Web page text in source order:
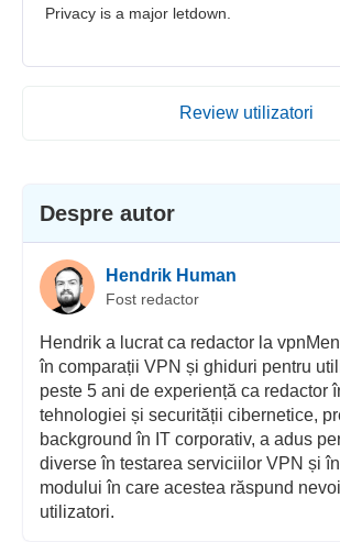
Privacy is a major letdown.
Review utilizatori
Despre autor
Hendrik Human
Fost redactor
Hendrik a lucrat ca redactor la
în comparații VPN și ghiduri pentru
peste 5 ani de experiență ca redactor
tehnologiei și securității cibernetice,
background în IT corporativ, a adus
diverse în testarea serviciilor VPN și
modului în care acestea răspund
utilizatori.